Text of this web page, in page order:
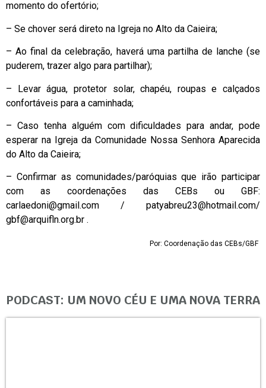
momento do ofertório;
– Se chover será direto na Igreja no Alto da Caieira;
– Ao final da celebração, haverá uma partilha de lanche (se
puderem, trazer algo para partilhar);
– Levar água, protetor solar, chapéu, roupas e calçados
confortáveis para a caminhada;
– Caso tenha alguém com dificuldades para andar, pode
esperar na Igreja da Comunidade Nossa Senhora Aparecida
do Alto da Caieira;
– Confirmar as comunidades/paróquias que irão participar
com as coordenações das CEBs ou GBF:
carlaedoni@gmail.com / patyabreu23@hotmail.com/
gbf@arquifln.org.br .
Por: Coordenação das CEBs/GBF
PODCAST: UM NOVO CÉU E UMA NOVA TERRA